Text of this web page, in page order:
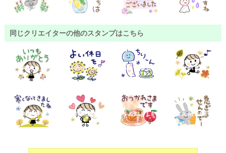
同じクリエイターの他のスタンプはこちら